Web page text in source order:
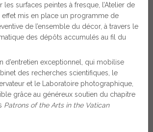
les surfaces peintes à fresque, l’Atelier de
effet mis en place un programme de
de l’ensemble du décor, à travers le
des dépôts accumulés au fil du
d’entretien exceptionnel, qui mobilise
des recherches scientifiques, le
et le Laboratoire photographique,
grâce au généreux soutien du chapitre
Patrons of the Arts in the Vatican